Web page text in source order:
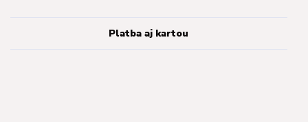
Platba aj kartou